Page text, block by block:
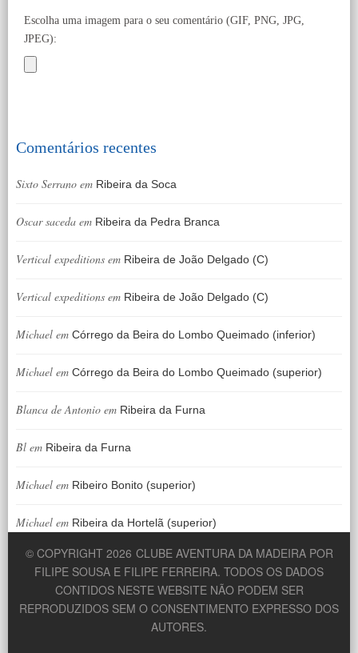
Escolha uma imagem para o seu comentário (GIF, PNG, JPG,
JPEG):
Comentários recentes
Sixto Serrano em Ribeira da Soca
Oscar saceda em Ribeira da Pedra Branca
Vertical expeditions em Ribeira de João Delgado (C)
Vertical expeditions em Ribeira de João Delgado (C)
Michael em Córrego da Beira do Lombo Queimado (inferior)
Michael em Córrego da Beira do Lombo Queimado (superior)
Blanca de Antonio em Ribeira da Furna
Bl em Ribeira da Furna
Michael em Ribeiro Bonito (superior)
Michael em Ribeira da Hortelã (superior)
© COPYRIGHT 2026 CLUBE AVENTURA DA MADEIRA POR
FILIPE SOUSA E FILIPE FERREIRA. TODOS OS DADOS
CONTIDOS NESTE WEBSITE NÃO PODEM SER
REPRODUZIDOS SEM O CONSENTIMENTO EXPRESSO DOS
AUTORES.